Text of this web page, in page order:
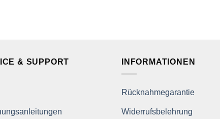
& SUPPORT INFORMATIONEN
Rücknahmegarantie
Widerrufsbelehrung